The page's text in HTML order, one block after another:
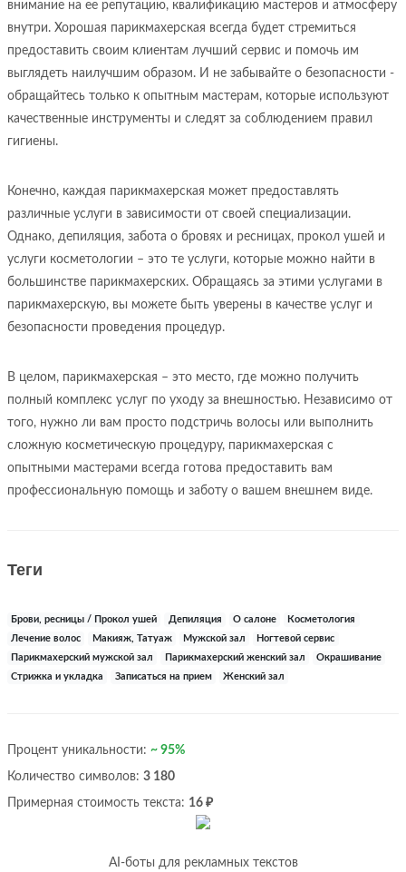
внимание на ее репутацию, квалификацию мастеров и атмосферу
внутри. Хорошая парикмахерская всегда будет стремиться
предоставить своим клиентам лучший сервис и помочь им
выглядеть наилучшим образом. И не забывайте о безопасности -
обращайтесь только к опытным мастерам, которые используют
качественные инструменты и следят за соблюдением правил
гигиены.
Конечно, каждая парикмахерская может предоставлять
различные услуги в зависимости от своей специализации.
Однако, депиляция, забота о бровях и ресницах, прокол ушей и
услуги косметологии – это те услуги, которые можно найти в
большинстве парикмахерских. Обращаясь за этими услугами в
парикмахерскую, вы можете быть уверены в качестве услуг и
безопасности проведения процедур.
В целом, парикмахерская – это место, где можно получить
полный комплекс услуг по уходу за внешностью. Независимо от
того, нужно ли вам просто подстричь волосы или выполнить
сложную косметическую процедуру, парикмахерская с
опытными мастерами всегда готова предоставить вам
профессиональную помощь и заботу о вашем внешнем виде.
Теги
Брови, ресницы / Прокол ушей Депиляция О салоне Косметология
Лечение волос Макияж, Татуаж Мужской зал Ногтевой сервис
Парикмахерский мужской зал Парикмахерский женский зал Окрашивание
Стрижка и укладка Записаться на прием Женский зал
Процент уникальности: ~ 95%
Количество символов: 3 180
Примерная стоимость текста: 16 ₽
AI-боты для рекламных текстов